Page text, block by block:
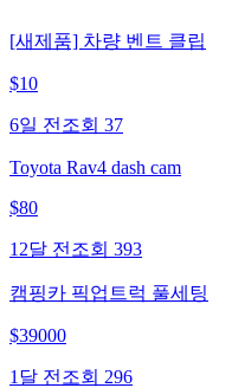
[새제품] 차량 벤트 클립
$10
6일 전 조회 37
Toyota Rav4 dash cam
$80
12달 전 조회 393
캠핑카 픽업트럭 풀세팅
$39000
1달 전 조회 296